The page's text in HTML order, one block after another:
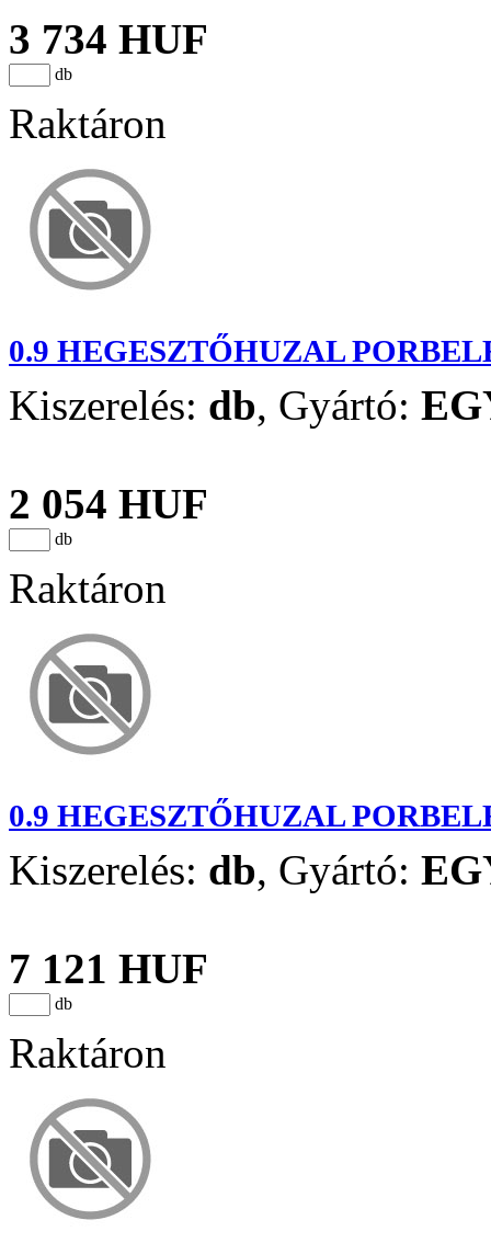
3 734 HUF
db
Raktáron
0.9 HEGESZTŐHUZAL
Kiszerelés: db, Gyártó:
2 054 HUF
db
Raktáron
0.9 HEGESZTŐHUZAL
Kiszerelés: db, Gyártó:
7 121 HUF
db
Raktáron